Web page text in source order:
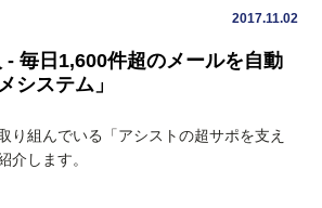
2017.11.02
- 毎日1,600件超のメールを自動
システム」
り組んでいる「アシストの超サポを支え
介します。